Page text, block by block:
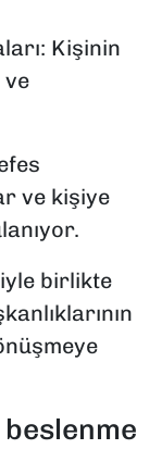
Kişinin
ve kişiye
birlikte